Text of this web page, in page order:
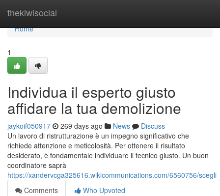
thekiwisocial
Home
Home
1
Individua il esperto giusto
affidare la tua demolizione
jaykoif050917 269 days ago News
Discuss
Un lavoro di ristrutturazione è un impegno significativo che
richiede attenzione e meticolosità. Per ottenere il risultato
desiderato, è fondamentale individuare il tecnico giusto. Un buon
coordinatore saprà
https://xandervcga325616.wikicommunications.com/6560756/
Comments
Who Upvoted